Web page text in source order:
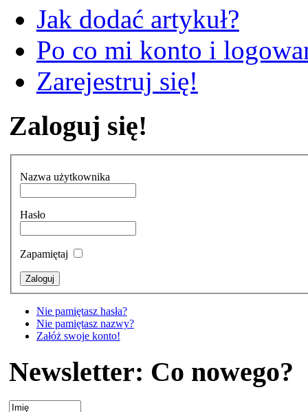
Jak dodać artykuł?
Po co mi konto i
Zarejestruj się!
Zaloguj się!
Nazwa użytkownika
Hasło
Zapamiętaj
Nie pamiętasz hasła?
Nie pamiętasz nazwy?
Załóż swoje konto!
Newsletter: Co nowego?